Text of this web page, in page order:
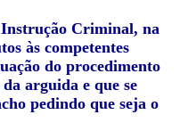
Criminal, na
às competentes
do procedimento
arguida e que se
pedindo que seja o